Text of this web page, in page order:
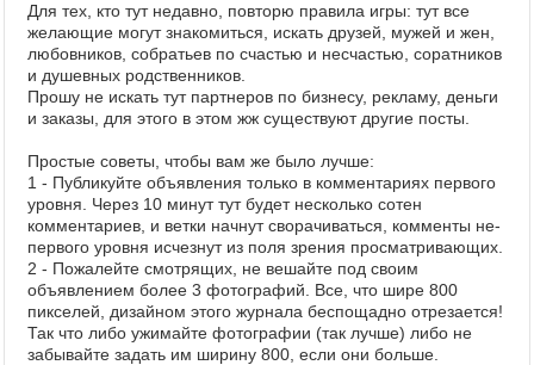
Рейтинги
Архив
Фототоп
Видеотоп
Для тех, кто тут недавно, повторю правила игры: тут все
желающие могут знакомиться, искать друзей, мужей и жен,
любовников, собратьев по счастью и несчастью, соратников
и душевных родственников.
Прошу не искать тут партнеров по бизнесу, рекламу, деньги
и заказы, для этого в этом жж существуют другие посты.
Простые советы, чтобы вам же было лучше:
1 - Публикуйте объявления только в комментариях первого
уровня. Через 10 минут тут будет несколько сотен
комментариев, и ветки начнут сворачиваться, комменты не-
первого уровня исчезнут из поля зрения просматривающих.
2 - Пожалейте смотрящих, не вешайте под своим
объявлением более 3 фотографий. Все, что шире 800
пикселей, дизайном этого журнала беспощадно отрезается!
Так что либо ужимайте фотографии (так лучше) либо не
забывайте задать им ширину 800, если они больше.